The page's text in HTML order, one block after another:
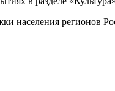
населения регионов